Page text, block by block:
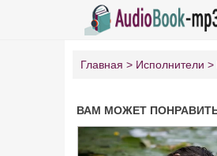
Главная Исполнители